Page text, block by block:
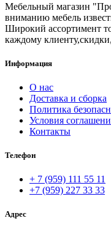
Мебельный магазин
вниманию мебель
Широкий ассортимент
каждому
Информация
О нас
Доставка и сборка
Политика
Условия
Контакты
Телефон
+ 7 (959) 111 55 11
+7 (959) 227 33 33
Адрес